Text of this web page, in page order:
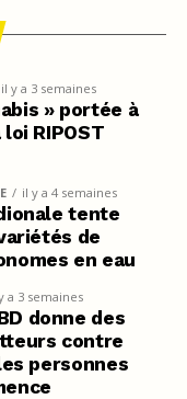
il y a 3 semaines
» portée à
RIPOST
il y a 4 semaines
tente
de
en eau
a 3 semaines
donne des
contre
personnes